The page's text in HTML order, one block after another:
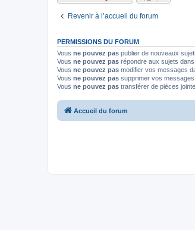
Revenir à l’accueil du forum
PERMISSIONS DU FORUM
Vous ne pouvez pas publier de nouveaux
Vous ne pouvez pas répondre aux sujets
Vous ne pouvez pas modifier vos messages
Vous ne pouvez pas supprimer vos
Vous ne pouvez pas transférer de pièces
Accueil du forum